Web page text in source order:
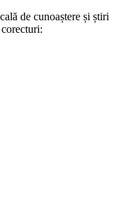
de cunoaștere și știri